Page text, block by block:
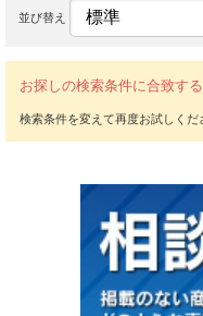
並び替え
お探しの検索条件に合致す